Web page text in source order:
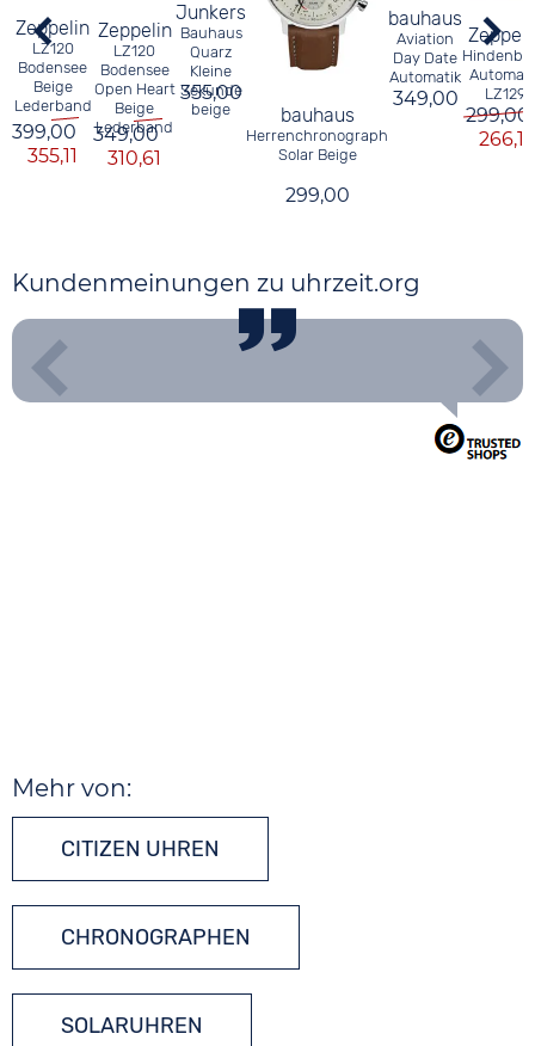
Zeppelin
LZ120
Bodensee
Beige
Lederband
399,00
355,11
Zeppelin
LZ120
Bodensee
Open Heart
Beige
Lederband
349,00
310,61
Junkers
Bauhaus
Quarz
Kleine
Sekunde
beige
355,00
bauhaus
Herrenchronograph
Solar Beige
299,00
bauhaus
Aviation
Day Date
Automatik
349,00
LZ129
299,00
266,11
Kundenmeinungen zu uhrzeit.org
Mehr von:
CITIZEN UHREN
CHRONOGRAPHEN
SOLARUHREN